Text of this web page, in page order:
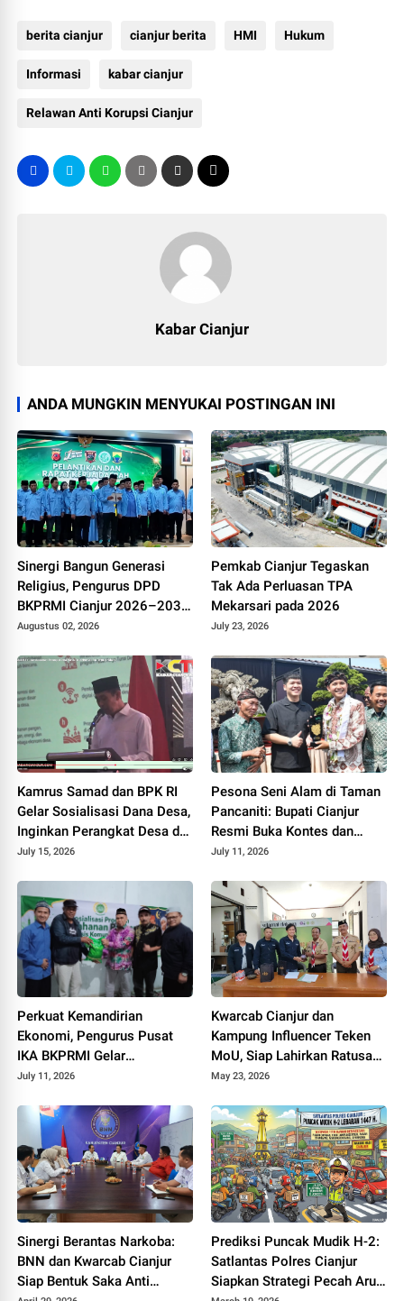
berita cianjur cianjur berita HMI Hukum
Informasi kabar cianjur
Relawan Anti Korupsi Cianjur
Kabar Cianjur
ANDA MUNGKIN MENYUKAI POSTINGAN INI
Sinergi Bangun Generasi
Religius, Pengurus DPD
BKPRMI Cianjur 2026–2031
Resmi Dilantik di Mapolres
Augustus 02, 2026
Pemkab Cianjur Tegaskan
Tak Ada Perluasan TPA
Mekarsari pada 2026
July 23, 2026
Kamrus Samad dan BPK RI
Gelar Sosialisasi Dana Desa,
Inginkan Perangkat Desa di
Cianjur Tidur Nyenyak Tanpa
July 15, 2026
Pesona Seni Alam di Taman
Pancaniti: Bupati Cianjur
Resmi Buka Kontes dan
Pameran Bonsai dan Suiseki
July 11, 2026
Perkuat Kemandirian
Ekonomi, Pengurus Pusat
IKA BKPRMI Gelar
Sosialisasi Ketahanan
July 11, 2026
Kwarcab Cianjur dan
Kampung Influencer Teken
MoU, Siap Lahirkan Ratusan
Kreator Konten Edukatif
May 23, 2026
Sinergi Berantas Narkoba:
BNN dan Kwarcab Cianjur
Siap Bentuk Saka Anti
Prediksi Puncak Mudik H-2:
Satlantas Polres Cianjur
Siapkan Strategi Pecah Arus